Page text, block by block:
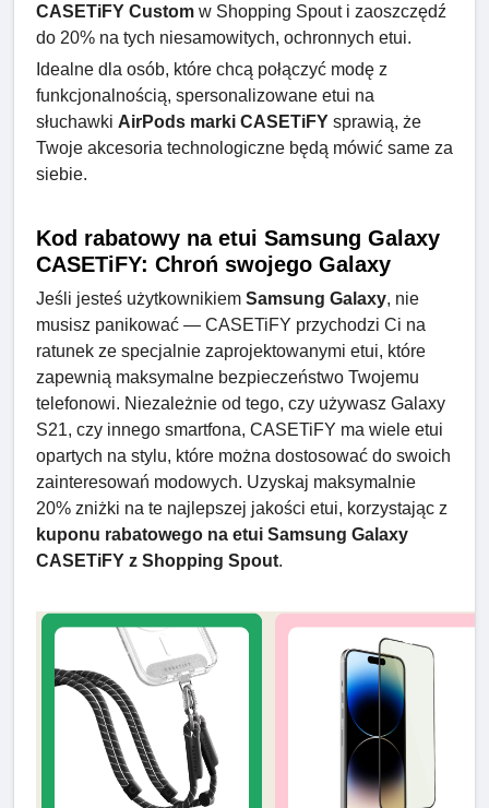
CASETiFY Custom w Shopping Spout i zaoszczędź
do 20% na tych niesamowitych, ochronnych etui.
Idealne dla osób, które chcą połączyć modę z
funkcjonalnością, spersonalizowane etui na
słuchawki AirPods marki CASETiFY sprawią, że
Twoje akcesoria technologiczne będą mówić same za
siebie.
Kod rabatowy na etui Samsung Galaxy
CASETiFY: Chroń swojego Galaxy
Jeśli jesteś użytkownikiem Samsung Galaxy, nie
musisz panikować — CASETiFY przychodzi Ci na
ratunek ze specjalnie zaprojektowanymi etui, które
zapewnią maksymalne bezpieczeństwo Twojemu
telefonowi. Niezależnie od tego, czy używasz Galaxy
S21, czy innego smartfona, CASETiFY ma wiele etui
opartych na stylu, które można dostosować do swoich
zainteresowań modowych. Uzyskaj maksymalnie
20% zniżki na te najlepszej jakości etui, korzystając z
kuponu rabatowego na etui Samsung Galaxy
CASETiFY z Shopping Spout.